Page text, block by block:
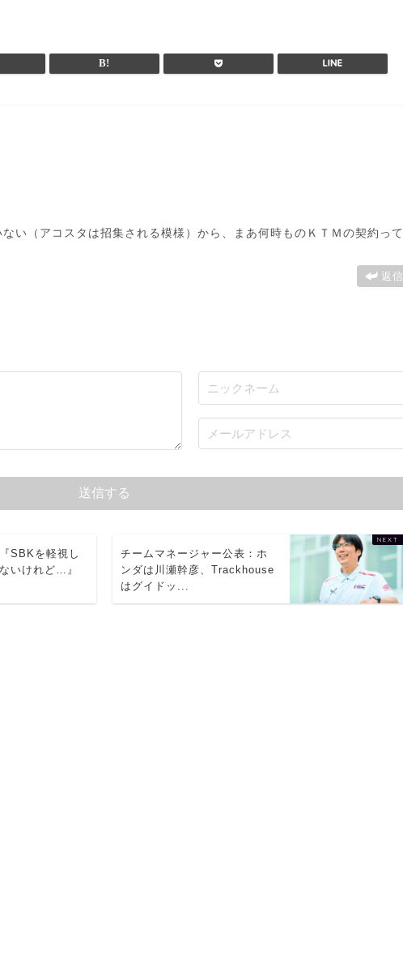
い（アコスタは招集される模様）から、まあ何時ものＫＴＭの契約って
返信
SBKを軽視し
いけれど…』
チームマネージャー公表：ホ
ンダは川瀬幹彦、Trackhouse
はグイドッ...